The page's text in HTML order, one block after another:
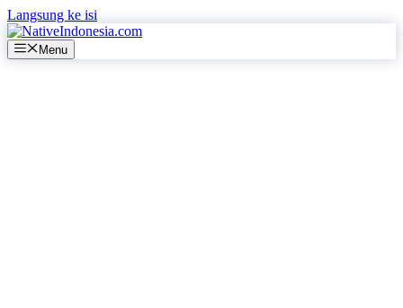
Langsung ke isi
Menu